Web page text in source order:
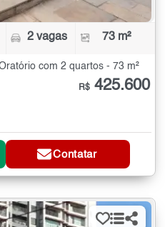
2 vagas 73 m²
com 2 quartos - 73 m²
R$ 425.600
Contatar